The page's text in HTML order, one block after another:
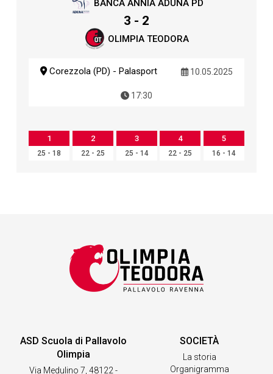
BANCA ANNIA ADUNA PD
3 - 2
OLIMPIA TEODORA
Corezzola (PD) - Palasport 10.05.2025
17:30
1
25 - 18
2
22 - 25
3
25 - 14
4
22 - 25
5
16 - 14
ASD Scuola di Pallavolo
Olimpia
Via Medulino 7, 48122 -
SOCIETÀ
La storia
Organigramma